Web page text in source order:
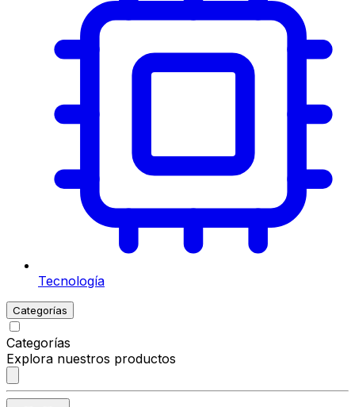
Tecnología
Categorías
Categorías
Explora nuestros productos